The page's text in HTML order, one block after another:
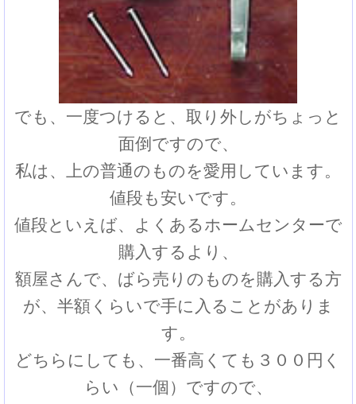
でも、一度つけると、取り外しがちょっと
面倒ですので、
私は、上の普通のものを愛用しています。
値段も安いです。
値段といえば、よくあるホームセンターで
購入するより、
額屋さんで、ばら売りのものを購入する方
が、半額くらいで手に入ることがありま
す。
どちらにしても、一番高くても３００円く
らい（一個）ですので、